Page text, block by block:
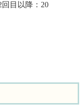
目以降：20